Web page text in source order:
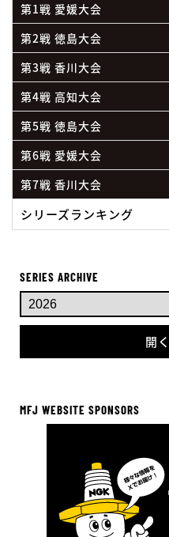
第1戦 愛媛大会
第2戦 徳島大会
第3戦 香川大会
第4戦 高知大会
第5戦 徳島大会
第6戦 愛媛大会
第7戦 香川大会
シリーズランキング
SERIES ARCHIVE
開く
MFJ WEBSITE SPONSORS